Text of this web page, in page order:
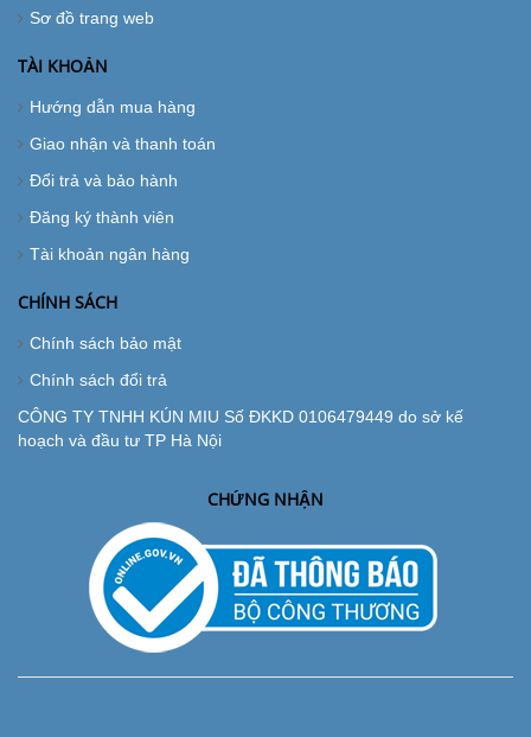
Sơ đồ trang web
TÀI KHOẢN
Hướng dẫn mua hàng
Giao nhận và thanh toán
Đổi trả và bảo hành
Đăng ký thành viên
Tài khoản ngân hàng
CHÍNH SÁCH
Chính sách bảo mật
Chính sách đổi trả
CÔNG TY TNHH KÚN MIU Số ĐKKD 0106479449 do sở kế
hoạch và đầu tư TP Hà Nội
CHỨNG NHẬN